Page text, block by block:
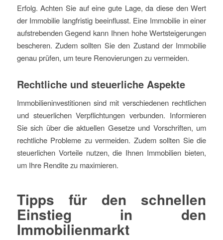
Erfolg. Achten Sie auf eine gute Lage, da diese den Wert
der Immobilie langfristig beeinflusst. Eine Immobilie in einer
aufstrebenden Gegend kann Ihnen hohe Wertsteigerungen
bescheren. Zudem sollten Sie den Zustand der Immobilie
genau prüfen, um teure Renovierungen zu vermeiden.
Rechtliche und steuerliche Aspekte
Immobilieninvestitionen sind mit verschiedenen rechtlichen
und steuerlichen Verpflichtungen verbunden. Informieren
Sie sich über die aktuellen Gesetze und Vorschriften, um
rechtliche Probleme zu vermeiden. Zudem sollten Sie die
steuerlichen Vorteile nutzen, die Ihnen Immobilien bieten,
um Ihre Rendite zu maximieren.
Tipps für den schnellen
Einstieg in den
Immobilienmarkt